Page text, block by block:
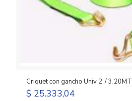
Criquet con gancho Univ 2″/ 3,20MT
$ 25.333,04